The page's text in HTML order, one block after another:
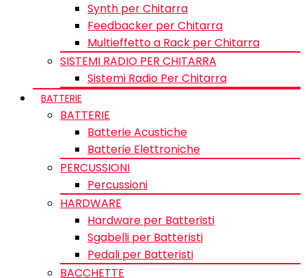
Synth per Chitarra
Feedbacker per Chitarra
Multieffetto a Rack per Chitarra
SISTEMI RADIO PER CHITARRA
Sistemi Radio Per Chitarra
BATTERIE
BATTERIE
Batterie Acustiche
Batterie Elettroniche
PERCUSSIONI
Percussioni
HARDWARE
Hardware per Batteristi
Sgabelli per Batteristi
Pedali per Batteristi
BACCHETTE